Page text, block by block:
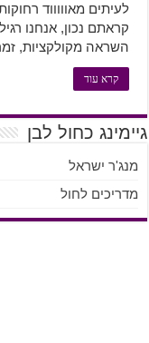
לעיתים מאוווווד
קראתם נכון, אנחנו
השראה מקולקציות,
קרא עוד
גיימינג כחול לבן
מנג'ר ישראל
מדריכים לחול